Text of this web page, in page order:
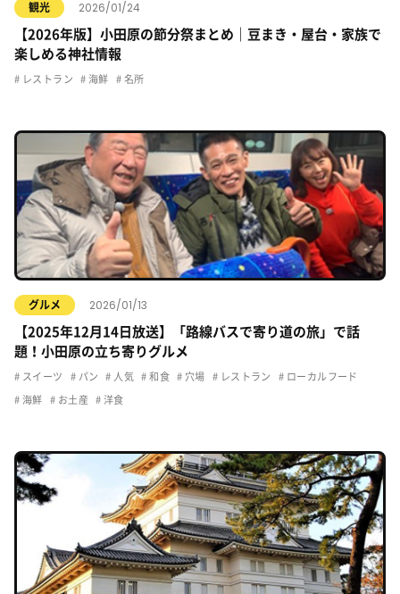
観光 2026/01/24
【2026年版】小田原の節分祭まとめ｜豆まき・屋台・家族で
楽しめる神社情報
レストラン 海鮮 名所
グルメ 2026/01/13
【2025年12月14日放送】「路線バスで寄り道の旅」で話
題！小田原の立ち寄りグルメ
スイーツ パン 人気 和食 穴場 レストラン ローカルフード
海鮮 お土産 洋食